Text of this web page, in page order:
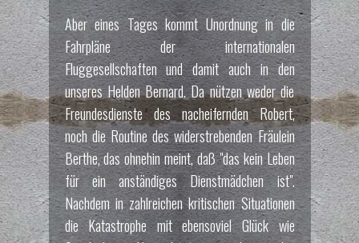
Aber eines Tages kommt Unordnung in die
Fahrpläne der internationalen
Fluggesellschaften und damit auch in den
unseres Helden Bernard. Da nützen weder die
Freundesdienste des nacheifernden Robert,
noch die Routine des widerstrebenden Fräulein
Berthe, das ohnehin meint, daß "das kein Leben
für ein anständiges Dienstmädchen ist".
Nachdem in zahlreichen kritischen Situationen
die Katastrophe mit ebensoviel Glück wie